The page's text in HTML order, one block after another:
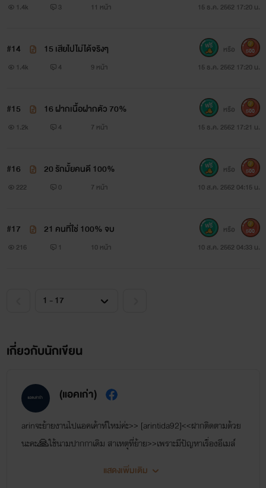
1.4k 3 11 หน้า 15 ธ.ค. 2562 17:20 น.
#14 15 เสียไปไม่ได้จริงๆ
1.4k 4 9 หน้า 15 ธ.ค. 2562 17:20 น.
หรือ 500
#15 16 ฝากเนื้อฝากตัว 70%
1.2k 4 7 หน้า 15 ธ.ค. 2562 17:21 น.
หรือ 500
#16 20 รักมั้ยคนดี 100%
222 0 7 หน้า 10 ส.ค. 2562 04:15 น.
หรือ 500
#17 21 คนที่ใช่ 100% จบ
216 1 10 หน้า 10 ส.ค. 2562 04:33 น.
หรือ 500
เกี่ยวกับนักเขียน
(แอคเก่า)
arinจะย้ายงานไปแอคเค้าท์ใหม่ค่ะ>> [arintida92]<<ฝากติดตามด้วย
นะคะ🙏ใช้นามปากกาเดิม สาเหตุที่ย้าย>>เพราะมีปัญหาเรื่องอีเมล์
แสดงเพิ่มเติม